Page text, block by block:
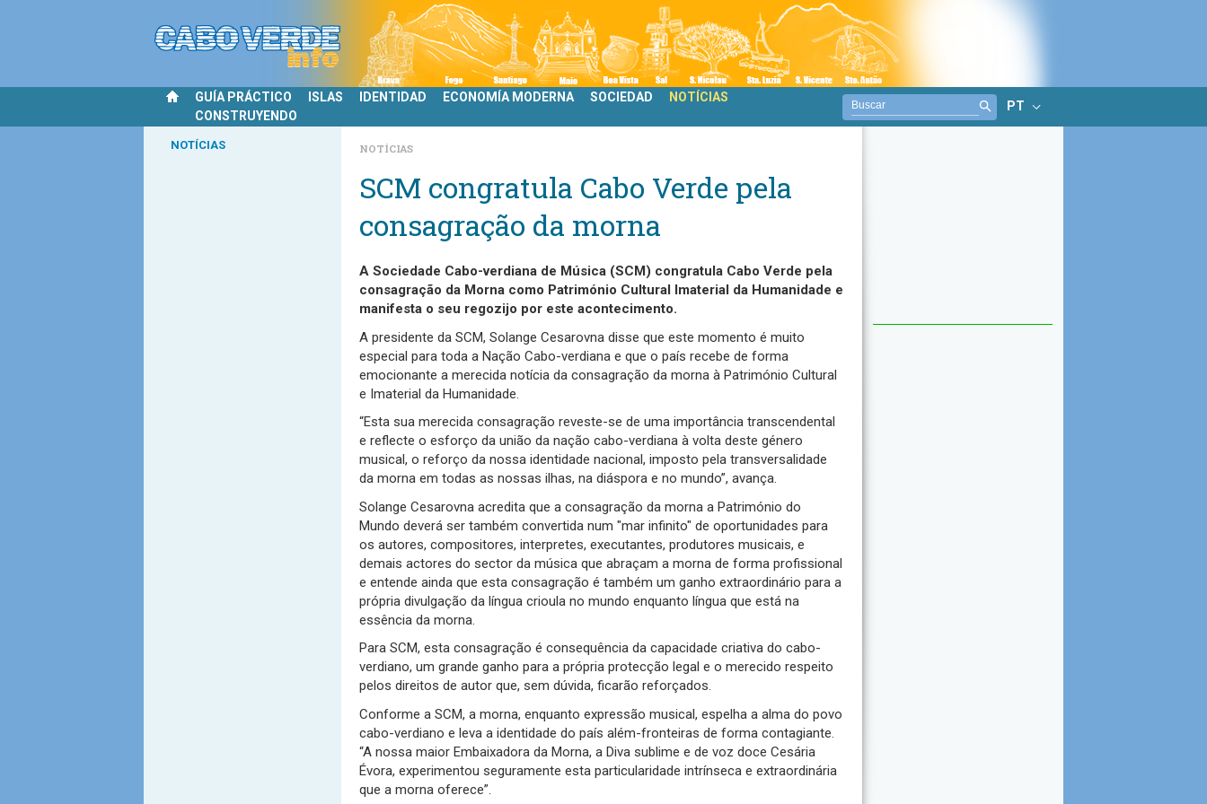
GUÍA PRÁCTICO ISLAS IDENTIDAD ECONOMÍA MODERNA SOCIEDAD
NOTÍCIAS
CONSTRUYENDO
PT
NOTÍCIAS NOTÍCIAS
SCM congratula Cabo Verde pela
consagração da morna
A Sociedade Cabo-verdiana de Música (SCM) congratula Cabo Verde pela
consagração da Morna como Património Cultural Imaterial da Humanidade e
manifesta o seu regozijo por este acontecimento.
A presidente da SCM, Solange Cesarovna disse que este momento é muito
especial para toda a Nação Cabo-verdiana e que o país recebe de forma
emocionante a merecida notícia da consagração da morna à Património Cultural
e Imaterial da Humanidade.
“Esta sua merecida consagração reveste-se de uma importância transcendental
e reflecte o esforço da união da nação cabo-verdiana à volta deste género
musical, o reforço da nossa identidade nacional, imposto pela transversalidade
da morna em todas as nossas ilhas, na diáspora e no mundo”, avança.
Solange Cesarovna acredita que a consagração da morna a Património do
Mundo deverá ser também convertida num "mar infinito" de oportunidades para
os autores, compositores, interpretes, executantes, produtores musicais, e
demais actores do sector da música que abraçam a morna de forma profissional
e entende ainda que esta consagração é também um ganho extraordinário para a
própria divulgação da língua crioula no mundo enquanto língua que está na
essência da morna.
Para SCM, esta consagração é consequência da capacidade criativa do cabo-
verdiano, um grande ganho para a própria protecção legal e o merecido respeito
pelos direitos de autor que, sem dúvida, ficarão reforçados.
Conforme a SCM, a morna, enquanto expressão musical, espelha a alma do povo
cabo-verdiano e leva a identidade do país além-fronteiras de forma contagiante.
“A nossa maior Embaixadora da Morna, a Diva sublime e de voz doce Cesária
Évora, experimentou seguramente esta particularidade intrínseca e extraordinária
que a morna oferece”.